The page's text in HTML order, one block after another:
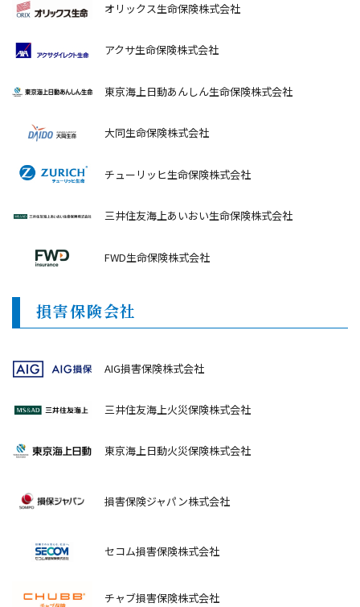
オリックス生命保険株式会社
アクサ生命保険株式会社
東京海上日動あんしん生命保険株式会社
大同生命保険株式会社
チューリッヒ生命保険株式会社
三井住友海上あいおい生命保険株式会社
FWD生命保険株式会社
損害保険会社
AIG損害保険株式会社
三井住友海上火災保険株式会社
東京海上日動火災保険株式会社
損害保険ジャパン株式会社
セコム損害保険株式会社
チャブ損害保険株式会社